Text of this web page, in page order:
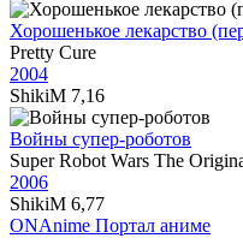
Хорошенькое лекарство
Pretty Cure
2004
ShikiM 7,16
Войны супер-роботов
Super Robot Wars The
2006
ShikiM 6,77
ONAnime Портал аниме